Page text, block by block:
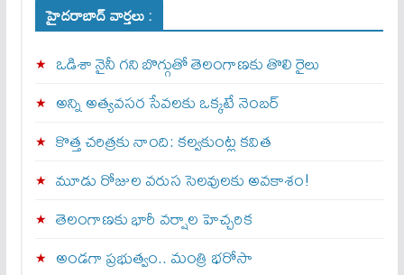
హైదరాబాద్ వార్తలు :
ఒడిశా నైనీ గని బొగ్గుతో తెలంగాణకు తొలి రైలు
అన్ని అత్యవసర సేవలకు ఒక్క‌టే నెంబ‌ర్‌
కొత్త చరిత్రకు నాంది: క‌ల్వ‌కుంట్ల కవిత
మూడు రోజుల వరుస సెలవులకు అవకాశం!
తెలంగాణకు భారీ వర్షాల హెచ్చరిక
అండగా ప్రభుత్వం.. మంత్రి భరోసా